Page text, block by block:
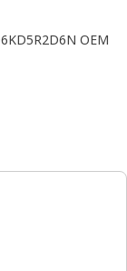
D5R2D6N OEM